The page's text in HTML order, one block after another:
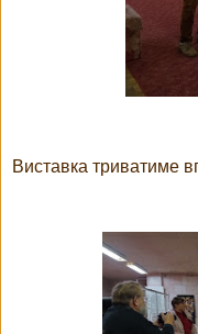
Виставка триватиме